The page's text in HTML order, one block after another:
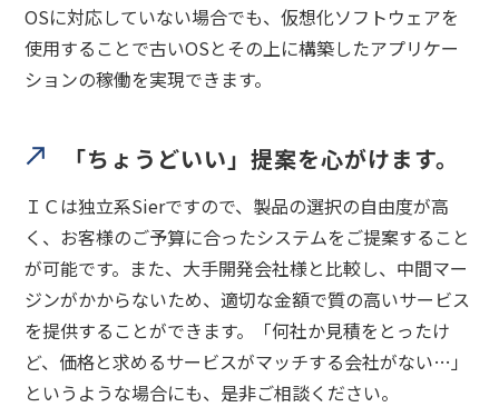
OSに対応していない場合でも、仮想化ソフトウェアを
使用することで古いOSとその上に構築したアプリケー
ションの稼働を実現できます。
「ちょうどいい」提案を心がけます。
ＩＣは独立系Sierですので、製品の選択の自由度が高
く、お客様のご予算に合ったシステムをご提案すること
が可能です。また、大手開発会社様と比較し、中間マー
ジンがかからないため、適切な金額で質の高いサービス
を提供することができます。「何社か見積をとったけ
ど、価格と求めるサービスがマッチする会社がない…」
というような場合にも、是非ご相談ください。